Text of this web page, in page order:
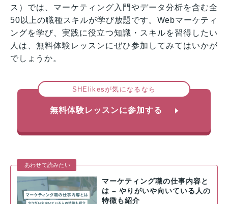
ス）では、マーケティング入門やデータ分析を含む全
50以上の職種スキルが学び放題です。Webマーケティ
ングを学び、実践に役立つ知識・スキルを習得したい
人は、無料体験レッスンにぜひ参加してみてはいかが
でしょうか。
SHElikesが気になるなら
無料体験レッスンに参加する
あわせて読みたい
マーケティング職の仕事内容と
は – やりがいや向いている人の
特徴も紹介